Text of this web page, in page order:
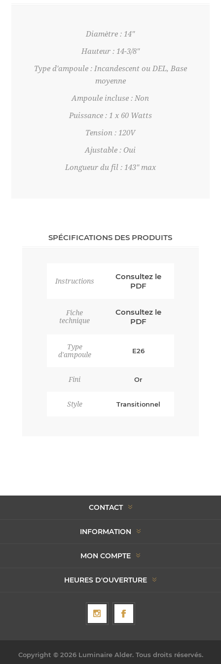
Diamètre : 14"
Hauteur : 14-3/8"
Type d'ampoule : Incandescent ou DEL, Base
moyenne
Ampoule incluse : Non
Puissance : 1 x 60 Watts
Tension : 120V
Ajustable : Oui
Longueur du fil : 143" max
SPÉCIFICATIONS DES PRODUITS
Instructions
Consultez le
PDF
Fiche
technique
Consultez le
PDF
Type
d'ampoule
E26
Fini Or
Style Transitionnel
CONTACT
INFORMATION
MON COMPTE
HEURES D'OUVERTURE
Copyright © 2026 Luminaire Alder. Tous droits réservés.